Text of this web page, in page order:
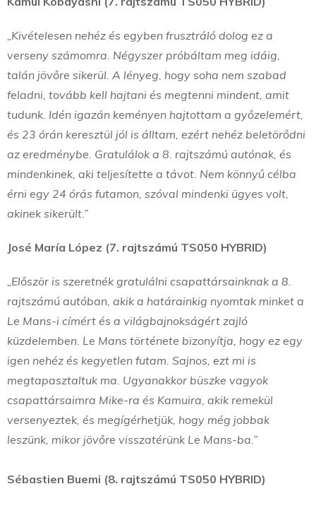
„Kivételesen nehéz és egyben frusztráló dolog ez a
verseny számomra. Négyszer próbáltam meg idáig,
talán jövőre sikerül. A lényeg, hogy soha nem szabad
feladni, tovább kell hajtani és megtenni mindent, amit
tudunk. Idén igazán keményen hajtottam a győzelemért,
és 23 órán keresztül jól is álltam, ezért nehéz beletörődni
az eredménybe. Gratulálok a 8. rajtszámú autónak, és
mindenkinek, aki teljesítette a távot. Nem könnyű célba
érni egy 24 órás futamon, szóval mindenki ügyes volt,
akinek sikerült.”
José María López (7. rajtszámú TS050 HYBRID)
„Először is szeretnék gratulálni csapattársainknak a 8.
rajtszámú autóban, akik a határainkig nyomtak minket a
Le Mans-i címért és a világbajnokságért zajló
küzdelemben. Le Mans története bizonyítja, hogy ez egy
igen nehéz és kegyetlen futam. Sajnos, ezt mi is
megtapasztaltuk ma. Ugyanakkor büszke vagyok
csapattársaimra Mike-ra és Kamuira, akik remekül
versenyeztek, és megígérhetjük, hogy még jobbak
leszünk, mikor jövőre visszatérünk Le Mans-ba.”
Sébastien Buemi (8. rajtszámú TS050 HYBRID)